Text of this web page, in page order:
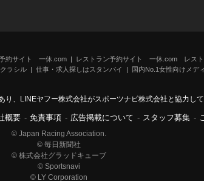
約サイト 一休.com
レストラン予約サイト 一休.com レスト
ラシル 仕事・求人探しはスタンバイ
国内No.1女性向けメデ
、LINEヤフー株式会社がスポーツナビ株式会社と協力して
概要 - 免責事項 - 広告掲載について - スタッフ募集 -
© Japan Racing Association.
© 毎日新聞社
© 株式会社グラッドキューブ
© Sportsnavi
© LY Corporation